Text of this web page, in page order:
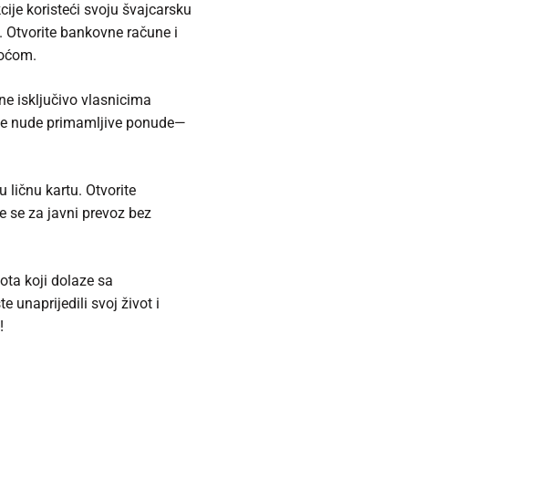
koristeći svoju švajcarsku
bankovne račune i
isključivo vlasnicima
nude primamljive ponude—
ličnu kartu. Otvorite
se za javni prevoz bez
koji dolaze sa
unaprijedili svoj život i